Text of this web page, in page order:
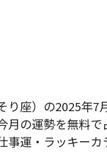
り座）の2025年7
月の運勢を無料で
事運・ラッキーカ